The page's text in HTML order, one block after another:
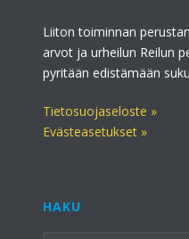
Liiton toiminnan
arvot ja urheilun Reilun
pyritään edistämään
Tietosuojaseloste »
Evästeasetukset »
HAKU